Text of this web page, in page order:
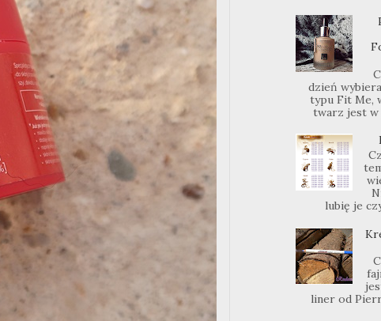
dzień
typu Fit Me,
twarz jest w
lubię je
liner od